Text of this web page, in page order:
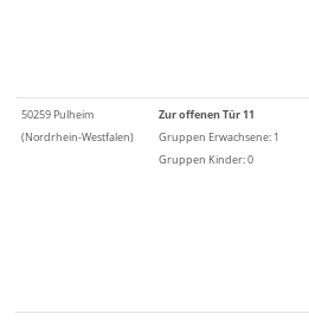
50259 Pulheim
(Nordrhein-Westfalen)
Zur offenen Tür 11
Gruppen Erwachsene: 1
Gruppen Kinder: 0